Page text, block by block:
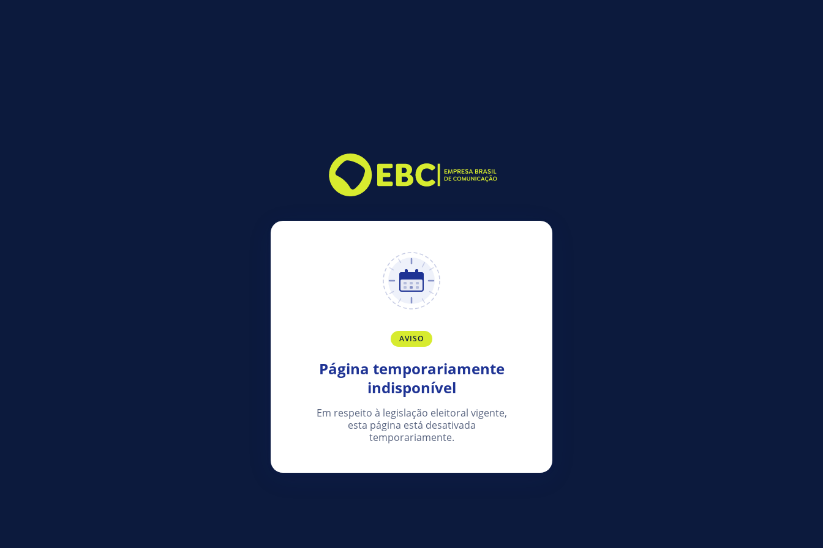
AVISO
Página temporariamente
indisponível
Em respeito à legislação eleitoral vigente,
esta página está desativada
temporariamente.